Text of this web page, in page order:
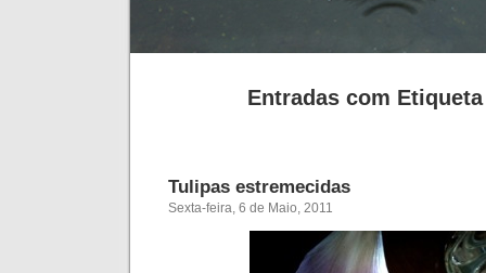
Entradas com Etiqueta
Tulipas estremecidas
Sexta-feira, 6 de Maio, 2011